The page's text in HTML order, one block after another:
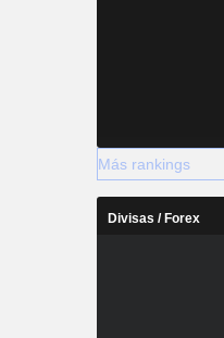
Más rankings
Divisas / Forex